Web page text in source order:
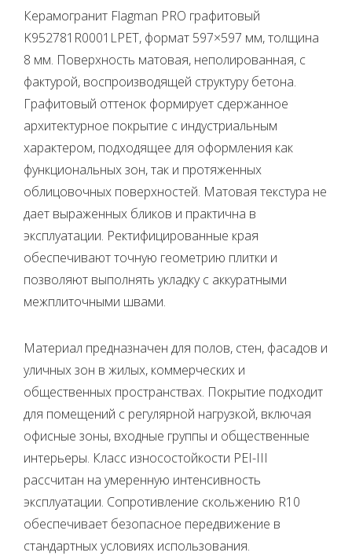
Керамогранит Flagman PRO графитовый
K952781R0001LPET, формат 597×597 мм, толщина
8 мм. Поверхность матовая, неполированная, с
фактурой, воспроизводящей структуру бетона.
Графитовый оттенок формирует сдержанное
архитектурное покрытие с индустриальным
характером, подходящее для оформления как
функциональных зон, так и протяженных
облицовочных поверхностей. Матовая текстура не
дает выраженных бликов и практична в
эксплуатации. Ректифицированные края
обеспечивают точную геометрию плитки и
позволяют выполнять укладку с аккуратными
межплиточными швами.
Материал предназначен для полов, стен, фасадов и
уличных зон в жилых, коммерческих и
общественных пространствах. Покрытие подходит
для помещений с регулярной нагрузкой, включая
офисные зоны, входные группы и общественные
интерьеры. Класс износостойкости PEI-III
рассчитан на умеренную интенсивность
эксплуатации. Сопротивление скольжению R10
обеспечивает безопасное передвижение в
стандартных условиях использования.